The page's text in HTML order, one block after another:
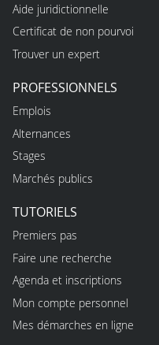
Aide juridictionnelle
Certificat de non pourvoi
Trouver un expert
PROFESSIONNELS
Emplois
Alternances
Stages
Marchés publics
TUTORIELS
Premiers pas
Faire une recherche
Agenda et inscriptions
Mon compte personnel
Mes démarches en ligne